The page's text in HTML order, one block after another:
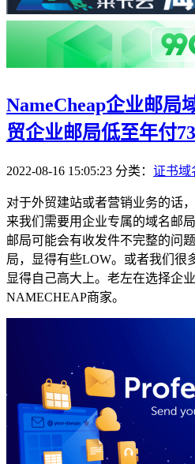
NameCheap企业邮局
贸企业邮局低至年付
2022-08-16 15:05:23 分类： 证书域
对于外贸建站或者营销业务的话
来我们需要用企业专属的域名邮
邮局可能会有收发件不完整的问
局，显得有些LOW。或者我们很
显得自己高大上。老左在选择企
NAMECHEAP商家。